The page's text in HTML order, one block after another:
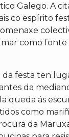
Galego. A
co espírito
mar como fonte
festa ten
da
queda ás
como
da